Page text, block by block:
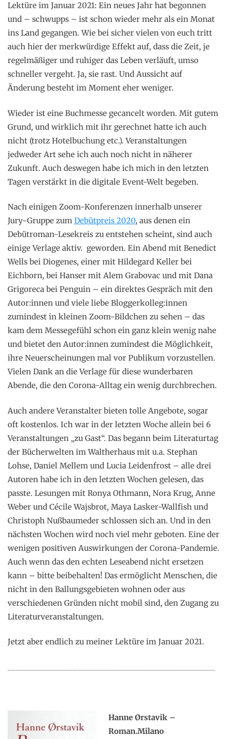
Lektüre im Januar 2021: Ein neues Jahr hat begonnen
und – schwupps – ist schon wieder mehr als ein Monat
ins Land gegangen. Wie bei sicher vielen von euch tritt
auch hier der merkwürdige Effekt auf, dass die Zeit, je
regelmäßiger und ruhiger das Leben verläuft, umso
schneller vergeht. Ja, sie rast. Und Aussicht auf
Änderung besteht im Moment eher weniger.
Wieder ist eine Buchmesse gecancelt worden. Mit gutem
Grund, und wirklich mit ihr gerechnet hatte ich auch
nicht (trotz Hotelbuchung etc.). Veranstaltungen
jedweder Art sehe ich auch noch nicht in näherer
Zukunft. Auch deswegen habe ich mich in den letzten
Tagen verstärkt in die digitale Event-Welt begeben.
Nach einigen Zoom-Konferenzen innerhalb unserer
Jury-Gruppe zum Debütpreis 2020, aus denen ein
Debütroman-Lesekreis zu entstehen scheint, sind auch
einige Verlage aktiv. geworden. Ein Abend mit Benedict
Wells bei Diogenes, einer mit Hildegard Keller bei
Eichborn, bei Hanser mit Alem Grabovac und mit Dana
Grigoreca bei Penguin – ein direktes Gespräch mit den
Autor:innen und viele liebe Bloggerkolleg:innen
zumindest in kleinen Zoom-Bildchen zu sehen – das
kam dem Messegefühl schon ein ganz klein wenig nahe
und bietet den Autor:innen zumindest die Möglichkeit,
ihre Neuerscheinungen mal vor Publikum vorzustellen.
Vielen Dank an die Verlage für diese wunderbaren
Abende, die den Corona-Alltag ein wenig durchbrechen.
Auch andere Veranstalter bieten tolle Angebote, sogar
oft kostenlos. Ich war in der letzten Woche allein bei 6
Veranstaltungen „zu Gast“. Das begann beim Literaturtag
der Bücherwelten im Waltherhaus mit u.a. Stephan
Lohse, Daniel Mellem und Lucia Leidenfrost – alle drei
Autoren habe ich in den letzten Wochen gelesen, das
passte. Lesungen mit Ronya Othmann, Nora Krug, Anne
Weber und Cécile Wajsbrot, Maya Lasker-Wallfish und
Christoph Nußbaumeder schlossen sich an. Und in den
nächsten Wochen wird noch viel mehr geboten. Eine der
wenigen positiven Auswirkungen der Corona-Pandemie.
Auch wenn das den echten Leseabend nicht ersetzen
kann – bitte beibehalten! Das ermöglicht Menschen, die
nicht in den Ballungsgebieten wohnen oder aus
verschiedenen Gründen nicht mobil sind, den Zugang zu
Literaturveranstaltungen.
Jetzt aber endlich zu meiner Lektüre im Januar 2021.
Hanne Ørstavik –
Roman.Milano